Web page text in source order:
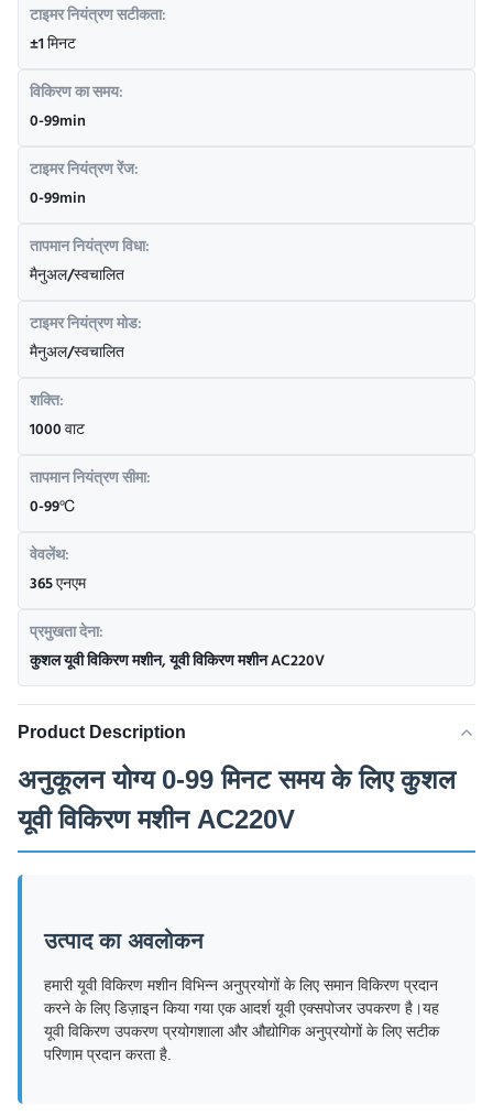
टाइमर नियंत्रण सटीकता:
±1 मिनट
विकिरण का समय:
0-99min
टाइमर नियंत्रण रेंज:
0-99min
तापमान नियंत्रण विधा:
मैनुअल/स्वचालित
टाइमर नियंत्रण मोड:
मैनुअल/स्वचालित
शक्ति:
1000 वाट
तापमान नियंत्रण सीमा:
0-99℃
वेवलेंथ:
365 एनएम
प्रमुखता देना:
कुशल यूवी विकिरण मशीन,यूवी विकिरण मशीन AC220V
Product Description
अनुकूलन योग्य 0-99 मिनट समय के लिए कुशल
यूवी विकिरण मशीन AC220V
उत्पाद का अवलोकन
हमारी यूवी विकिरण मशीन विभिन्न अनुप्रयोगों के लिए समान विकिरण प्रदान
करने के लिए डिज़ाइन किया गया एक आदर्श यूवी एक्सपोजर उपकरण है।यह
यूवी विकिरण उपकरण प्रयोगशाला और औद्योगिक अनुप्रयोगों के लिए सटीक
परिणाम प्रदान करता है.